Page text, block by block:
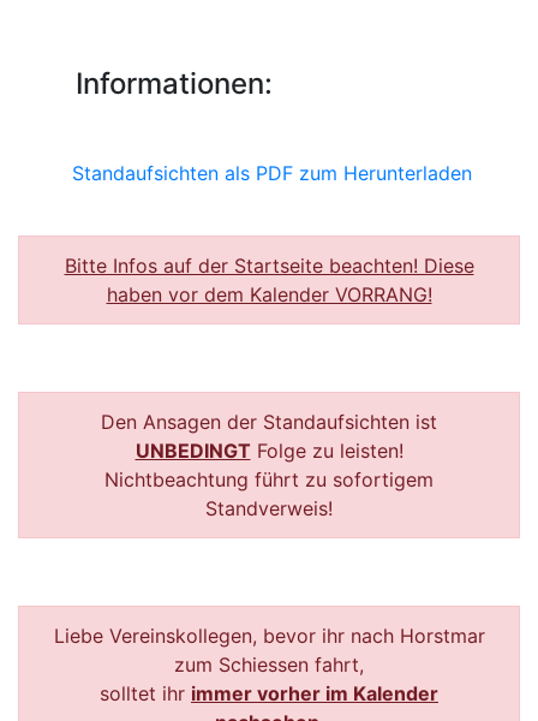
Informationen:
Standaufsichten als PDF zum Herunterladen
Bitte Infos auf der Startseite beachten! Diese
haben vor dem Kalender VORRANG!
Den Ansagen der Standaufsichten ist
UNBEDINGT Folge zu leisten!
Nichtbeachtung führt zu sofortigem
Standverweis!
Liebe Vereinskollegen, bevor ihr nach Horstmar
zum Schiessen fahrt,
solltet ihr immer vorher im Kalender